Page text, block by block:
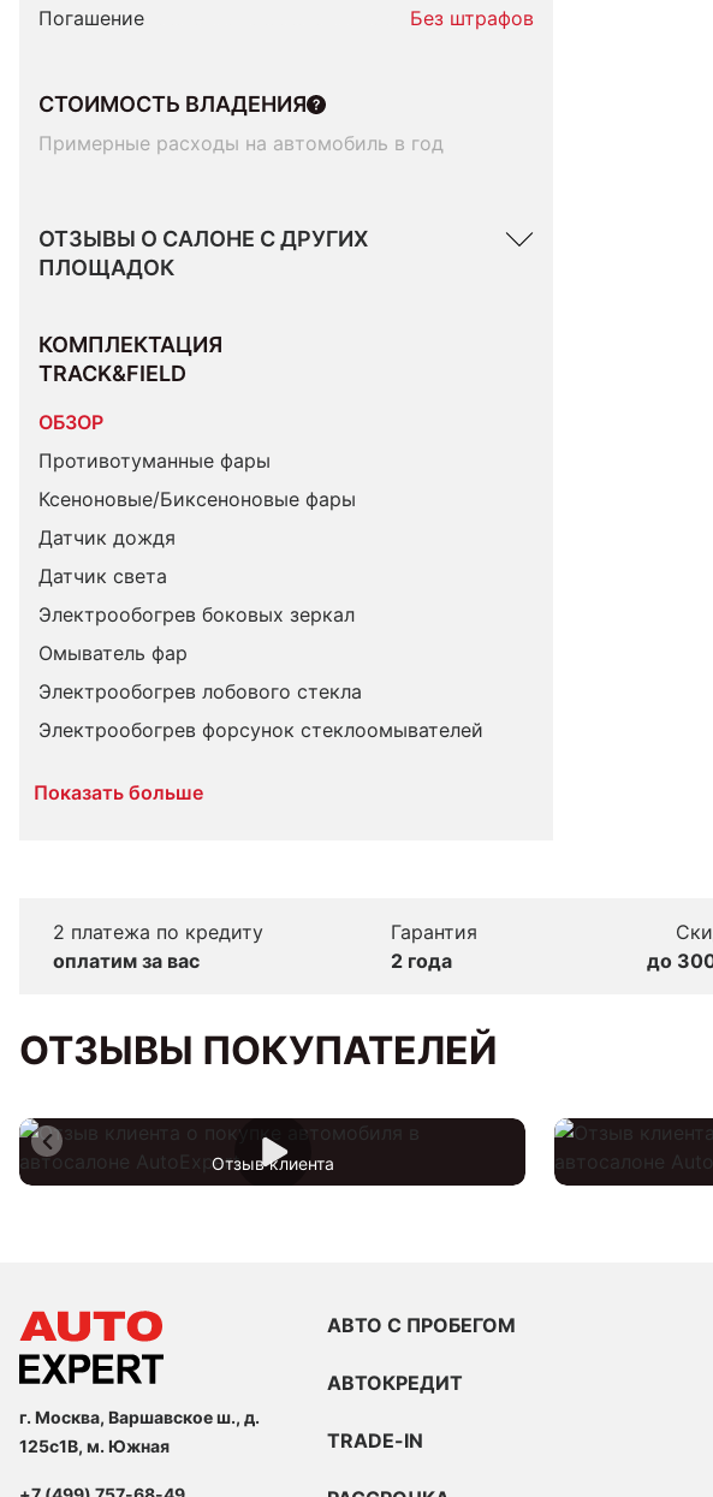
Погашение
Без штрафов
СТОИМОСТЬ ВЛАДЕНИЯ
Примерные расходы на автомобиль в год
ОТЗЫВЫ О САЛОНЕ С ДРУГИХ
ПЛОЩАДОК
КОМПЛЕКТАЦИЯ
TRACK&FIELD
ОБЗОР
Противотуманные фары
Ксеноновые/Биксеноновые фары
Датчик дождя
Датчик света
Электрообогрев боковых зеркал
Омыватель фар
Электрообогрев лобового стекла
Электрообогрев форсунок стеклоомывателей
Показать больше
2 платежа по кредиту
оплатим за вас
Гарантия
2 года
до
ОТЗЫВЫ ПОКУПАТЕЛЕЙ
Отзыв клиента
г. Москва, Варшавское ш., д.
125с1В, м. Южная
АВТО С ПРОБЕГОМ
АВТОКРЕДИТ
TRADE-IN